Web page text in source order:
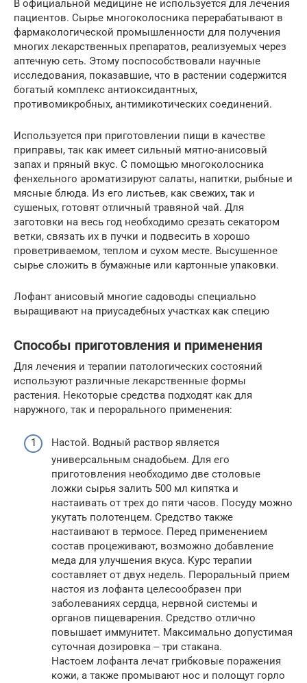
В официальной медицине не используется для лечения
пациентов. Сырье многоколосника перерабатывают в
фармакологической промышленности для получения
многих лекарственных препаратов, реализуемых через
аптечную сеть. Этому поспособствовали научные
исследования, показавшие, что в растении содержится
богатый комплекс антиоксидантных,
противомикробных, антимикотических соединений.
Используется при приготовлении пищи в качестве
приправы, так как имеет сильный мятно-анисовый
запах и пряный вкус. С помощью многоколосника
фенхельного ароматизируют салаты, напитки, рыбные и
мясные блюда. Из его листьев, как свежих, так и
сушеных, готовят отличный травяной чай. Для
заготовки на весь год необходимо срезать секатором
ветки, связать их в пучки и подвесить в хорошо
проветриваемом, теплом и сухом месте. Высушенное
сырье сложить в бумажные или картонные упаковки.
Лофант анисовый многие садоводы специально
выращивают на приусадебных участках как специю
Способы приготовления и применения
Для лечения и терапии патологических состояний
используют различные лекарственные формы
растения. Некоторые средства подходят как для
наружного, так и перорального применения:
Настой. Водный раствор является
универсальным снадобьем. Для его
приготовления необходимо две столовые
ложки сырья залить 500 мл кипятка и
настаивать от трех до пяти часов. Посуду можно
укутать полотенцем. Средство также
настаивают в термосе. Перед применением
состав процеживают, возможно добавление
меда для улучшения вкуса. Курс терапии
составляет от двух недель. Пероральный прием
настоя из лофанта целесообразен при
заболеваниях сердца, нервной системы и
органов пищеварения. Средство отлично
повышает иммунитет. Максимально допустимая
суточная дозировка ‒ три стакана.
Настоем лофанта лечат грибковые поражения
кожи, а также промывают нос и полощут горло